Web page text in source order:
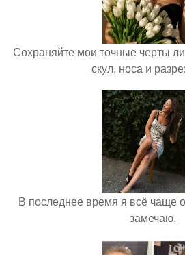
Сохраняйте мои точные черты
скул, носа и
В последнее время я всё чаще
замечаю.